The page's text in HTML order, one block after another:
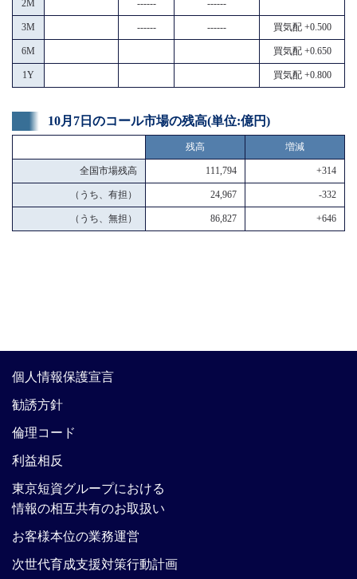
2M ------ ------
3M ------ ------ 買気配 +0.500
6M 買気配 +0.650
1Y 買気配 +0.800
10月7日のコール市場の残高(単位:億円)
残高 増減
全国市場残高 111,794 +314
（うち、有担） 24,967 -332
（うち、無担） 86,827 +646
個人情報保護宣言
勧誘方針
倫理コード
利益相反
東京短資グループにおける
情報の相互共有のお取扱い
お客様本位の業務運営
次世代育成支援対策行動計画